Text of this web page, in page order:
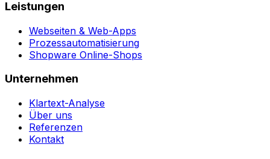
Leistungen
Webseiten & Web-Apps
Prozessautomatisierung
Shopware Online-Shops
Unternehmen
Klartext-Analyse
Über uns
Referenzen
Kontakt